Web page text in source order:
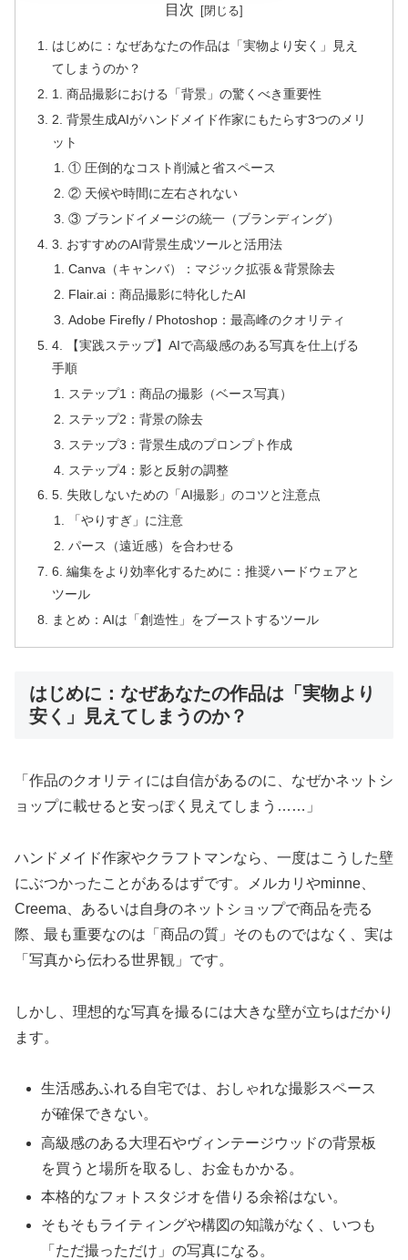
目次
はじめに：なぜあなたの作品は「実物より安く」見え
てしまうのか？
1. 商品撮影における「背景」の驚くべき重要性
2. 背景生成AIがハンドメイド作家にもたらす3つのメリ
ット
① 圧倒的なコスト削減と省スペース
② 天候や時間に左右されない
③ ブランドイメージの統一（ブランディング）
3. おすすめのAI背景生成ツールと活用法
Canva（キャンバ）：マジック拡張＆背景除去
Flair.ai：商品撮影に特化したAI
Adobe Firefly / Photoshop：最高峰のクオリティ
4. 【実践ステップ】AIで高級感のある写真を仕上げる
手順
ステップ1：商品の撮影（ベース写真）
ステップ2：背景の除去
ステップ3：背景生成のプロンプト作成
ステップ4：影と反射の調整
5. 失敗しないための「AI撮影」のコツと注意点
「やりすぎ」に注意
パース（遠近感）を合わせる
6. 編集をより効率化するために：推奨ハードウェアと
ツール
まとめ：AIは「創造性」をブーストするツール
はじめに：なぜあなたの作品は「実物より
安く」見えてしまうのか？
「作品のクオリティには自信があるのに、なぜかネットシ
ョップに載せると安っぽく見えてしまう……」
ハンドメイド作家やクラフトマンなら、一度はこうした壁
にぶつかったことがあるはずです。メルカリやminne、
Creema、あるいは自身のネットショップで商品を売る
際、最も重要なのは「商品の質」そのものではなく、実は
「写真から伝わる世界観」です。
しかし、理想的な写真を撮るには大きな壁が立ちはだかり
ます。
生活感あふれる自宅では、おしゃれな撮影スペース
が確保できない。
高級感のある大理石やヴィンテージウッドの背景板
を買うと場所を取るし、お金もかかる。
本格的なフォトスタジオを借りる余裕はない。
そもそもライティングや構図の知識がなく、いつも
「ただ撮っただけ」の写真になる。